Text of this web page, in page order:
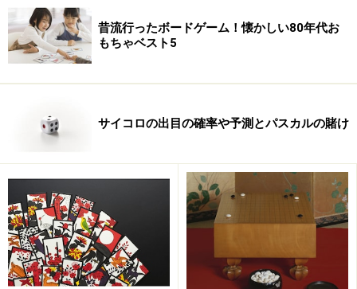
昔流行ったボードゲーム！懐かしい80年代お
もちゃベスト5
サイコロの出目の確率や予測とパスカルの賭け